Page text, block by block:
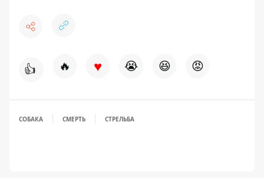
👍 🔥 ♥ 😭 😆 😡
СОБАКА СМЕРТЬ СТРЕЛЬБА